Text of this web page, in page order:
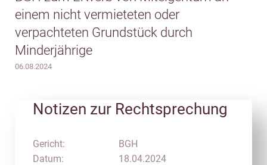
einem nicht vermieteten oder
verpachteten Grundstück durch
Minderjährige
06.08.2024
Notizen zur Rechtsprechung
Gericht:
Datum:
BGH
18.04.2024